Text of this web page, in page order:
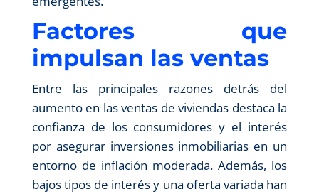
Factores que
impulsan las ventas
Entre las principales razones detrás del
aumento en las ventas de viviendas destaca la
confianza de los consumidores y el interés
por asegurar inversiones inmobiliarias en un
entorno de inflación moderada. Además, los
bajos tipos de interés y una oferta variada han